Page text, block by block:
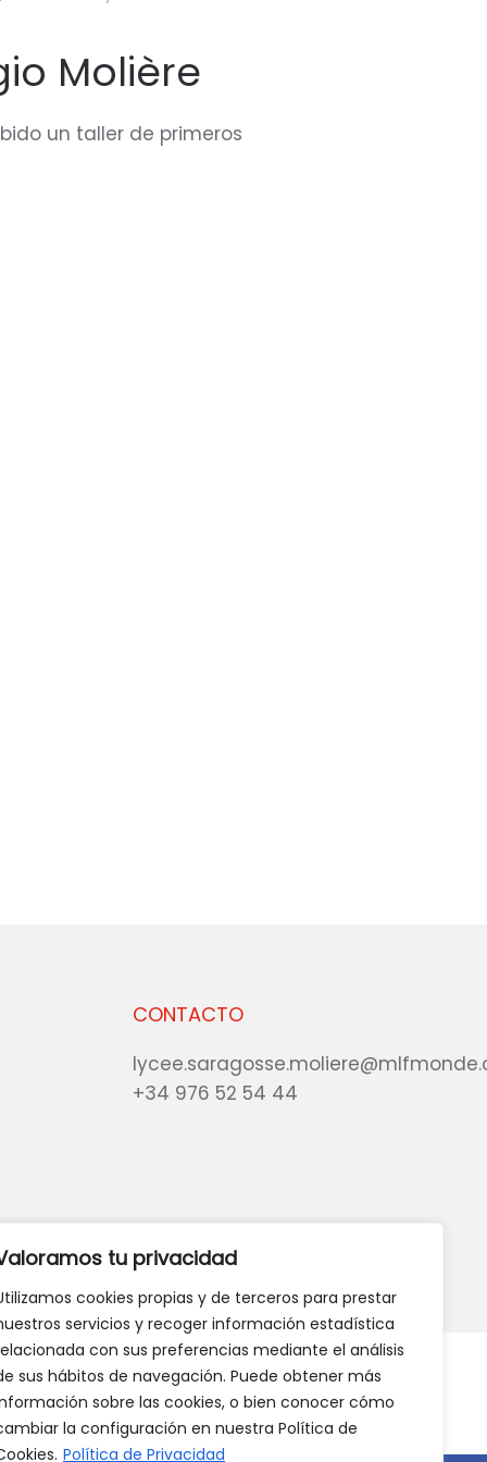
tu privacidad
cookies propias y de terceros para prestar
servicios y recoger información estadística
con sus preferencias mediante el análisis
sus hábitos de navegación. Puede obtener más
sobre las cookies, o bien conocer cómo
la configuración en nuestra Política de
Política de Privacidad
en
Molière
un taller de primeros
CONTACTO
+34 976 52 54 44